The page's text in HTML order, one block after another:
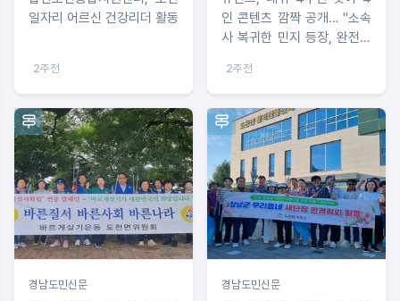
일자리 어르신 건강리더 활동
2주전
인 콘텐츠 깜짝 공개… "소속
사 복귀한 민지 등장, 완전체
2주전
경남도민신문 경남도민신문